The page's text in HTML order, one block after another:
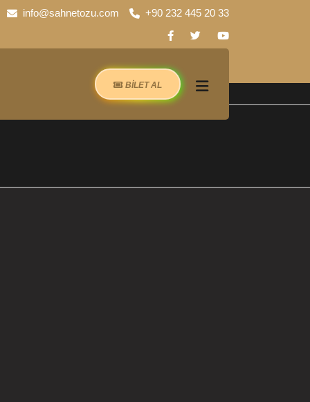
info@sahnetozu.com +90 232 445 20 33
BİLET AL